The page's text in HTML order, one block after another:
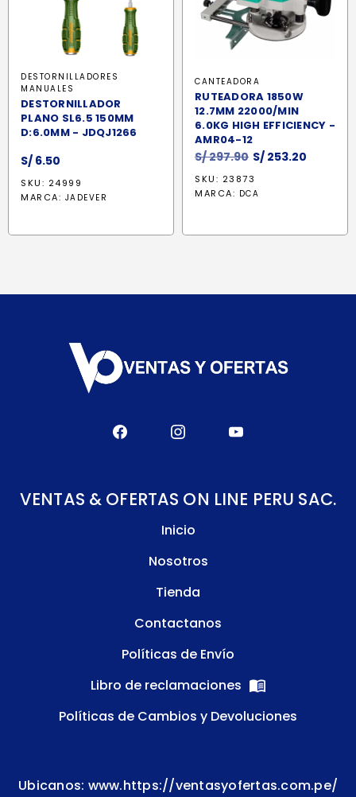
DESTORNILLADORES
MANUALES
DESTORNILLADOR
PLANO SL6.5 150MM
D:6.0MM - JDQJ1266
S/ 6.50
SKU: 24999
MARCA: JADEVER
CANTEADORA
RUTEADORA 1850W
12.7MM 22000/MIN
6.0KG HIGH EFFICIENCY -
AMR04-12
S/297.90 El
precio
original
S/ 253.20
SKU: 23873
MARCA: DCA
VENTAS & OFERTAS ON LINE PERU SAC.
Inicio
Nosotros
Tienda
Contactanos
Políticas de Envío
Libro de reclamaciones
Políticas de Cambios y Devoluciones
Ubicanos: www.https://ventasyofertas.com.pe/